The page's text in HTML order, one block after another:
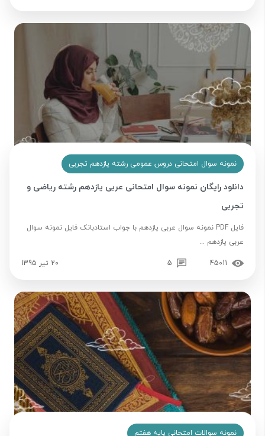
نمونه سوال امتحانی دروس عمومی رشته یازدهم تجربی
دانلود رایگان نمونه سوال امتحانی عربی یازدهم رشته ریاضی و
تجربی
فایل PDF نمونه سوال عربی یازدهم با جواب استادبانک فایل نمونه سوال
عربی یازدهم ...
45011
5 20 تیر 1395
نمونه سوالات امتحانی پایه هفتم